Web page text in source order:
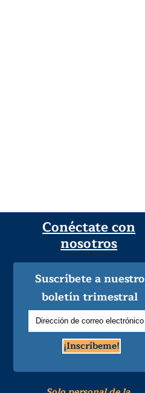
Conéctate con
nosotros
Suscríbete a nuestro
boletín trimestral
¡Inscríbeme!